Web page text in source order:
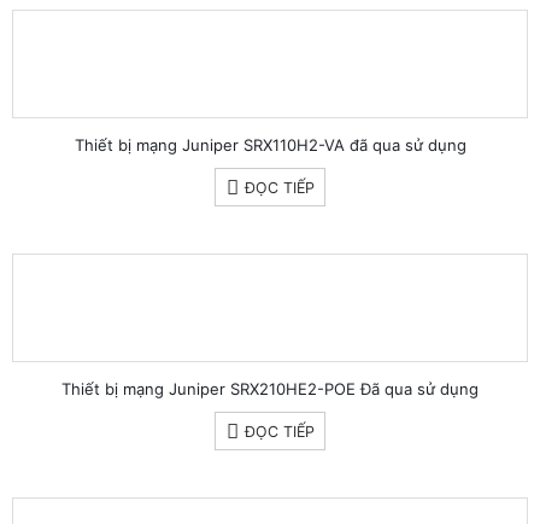
Thiết bị mạng Juniper SRX110H2-VA đã qua sử dụng
ĐỌC TIẾP
Thiết bị mạng Juniper SRX210HE2-POE Đã qua sử dụng
ĐỌC TIẾP